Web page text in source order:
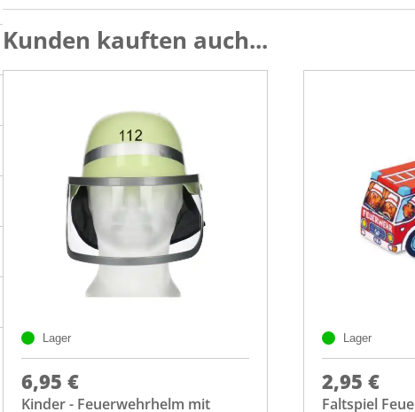
Kunden kauften auch...
Lager
6,95 €
Kinder - Feuerwehrhelm mit
Lager
2,95 €
Faltspiel